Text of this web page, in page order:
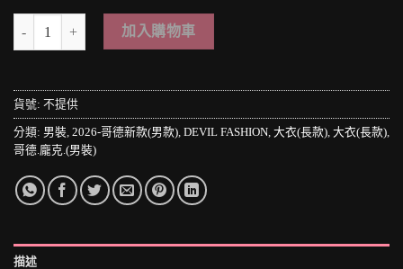
＊MINI PUNK LOLO＊黑暗龐克搖滾-權力與爭霸の暗黑軍團皮革拼
加入購物車
貨號: 不提供
分類: 男裝, 2026-哥德新款(男款), DEVIL FASHION, 大衣(長款), 大衣(長款),
哥德.龐克.(男裝)
描述